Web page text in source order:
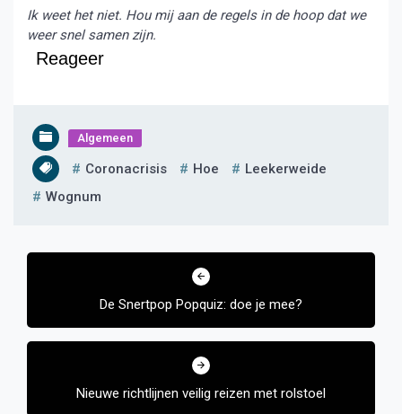
Ik weet het niet. Hou mij aan de regels in de hoop dat we
weer snel samen zijn.
Reageer
Algemeen
Coronacrisis Hoe
Leekerweide
Wognum
Bericht
De Snertpop Popquiz: doe je mee?
Nieuwe richtlijnen veilig reizen met rolstoel